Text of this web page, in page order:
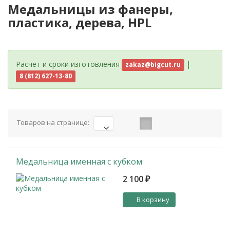
Медальницы из фанеры,
пластика, дерева, HPL
Расчет и сроки изготовления zakaz@bigcut.ru |
8 (812) 627-13-80
Товаров на странице:
Медальница именная с кубком
2 100 ₽
В корзину